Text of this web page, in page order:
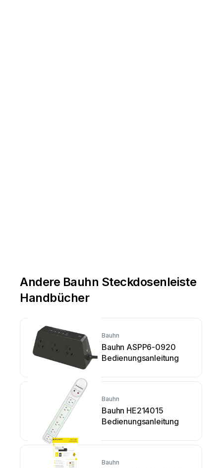
Andere Bauhn Steckdosenleiste
Handbücher
Bauhn
Bauhn ASPP6-0920
Bedienungsanleitung
Bauhn
Bauhn HE214015
Bedienungsanleitung
Bauhn